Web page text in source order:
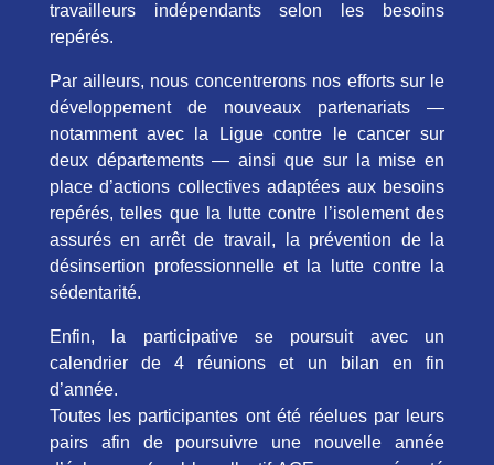
travailleurs indépendants selon les besoins
repérés.
Par ailleurs, nous concentrerons nos efforts sur le
développement de nouveaux partenariats —
notamment avec la Ligue contre le cancer sur
deux départements — ainsi que sur la mise en
place d’actions collectives adaptées aux besoins
repérés, telles que la lutte contre l’isolement des
assurés en arrêt de travail, la prévention de la
désinsertion professionnelle et la lutte contre la
sédentarité.​
Enfin, la participative se poursuit avec un
calendrier de 4 réunions et un bilan en fin
d’année. ​
Toutes les participantes ont été réelues par leurs
pairs afin de poursuivre une nouvelle année